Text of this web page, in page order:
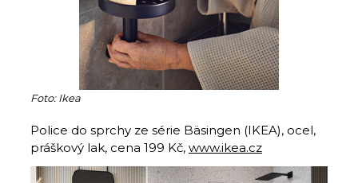
Foto: Ikea
Police do sprchy ze série Bäsingen (IKEA), ocel,
práškový lak, cena 199 Kč, www.ikea.cz